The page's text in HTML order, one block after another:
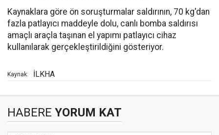
Kaynaklara göre ön soruşturmalar saldırının, 70 kg'dan
fazla patlayıcı maddeyle dolu, canlı bomba saldırısı
amaçlı araçla taşınan el yapımı patlayıcı cihaz
kullanılarak gerçekleştirildiğini gösteriyor.
Kaynak: İLKHA
HABERE YORUM KAT